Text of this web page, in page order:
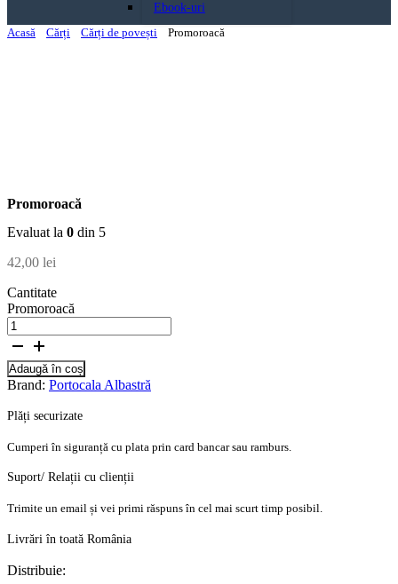
Ebook-uri
Acasă
Cărți Cărți de povești Promoroacă
Promoroacă
Evaluat la 0 din 5
42,00 lei
Cantitate
Promoroacă
Adaugă în coș
Brand: Portocala Albastră
Plăți securizate
Cumperi în siguranță cu plata prin card bancar sau ramburs.
Suport/ Relații cu clienții
Trimite un email și vei primi răspuns în cel mai scurt timp posibil.
Livrări în toată România
Distribuie: